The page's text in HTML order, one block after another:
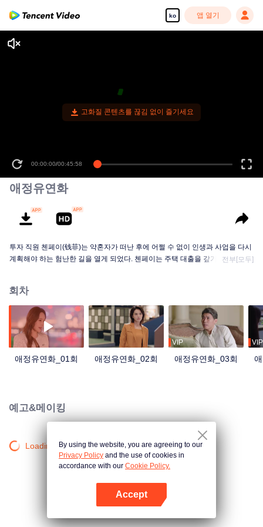
ko 앱 열기
고화질 콘텐츠를 끊김 없이 즐기세요
00:00:00/00:45:58
애정유연화
투자 직원 첸페이(钱菲)는 약혼자가 떠난 후에 어쩔 수 없이 인생과 사업을 다시
계획해야 하는 험난한 길을 열게 되었다. 첸페이는 주택 대출을 갚기 위해 재벌
구, 가족, 동료들의 도움에 타협하지 않고 긍정적이고 진취적인 마음으로 어려
움과 갈등에 용감하게 맞서며 빠르게 성장한다…
전부[모두]
회차
애정유연화_01회 애정유연화_02회
VIP
애정유연화_03회
VIP
예고&메이킹
Loading…By using the website, you are agreeing to our
Privacy Policy and the use of cookies in
accordance with our Cookie Policy.
Accept